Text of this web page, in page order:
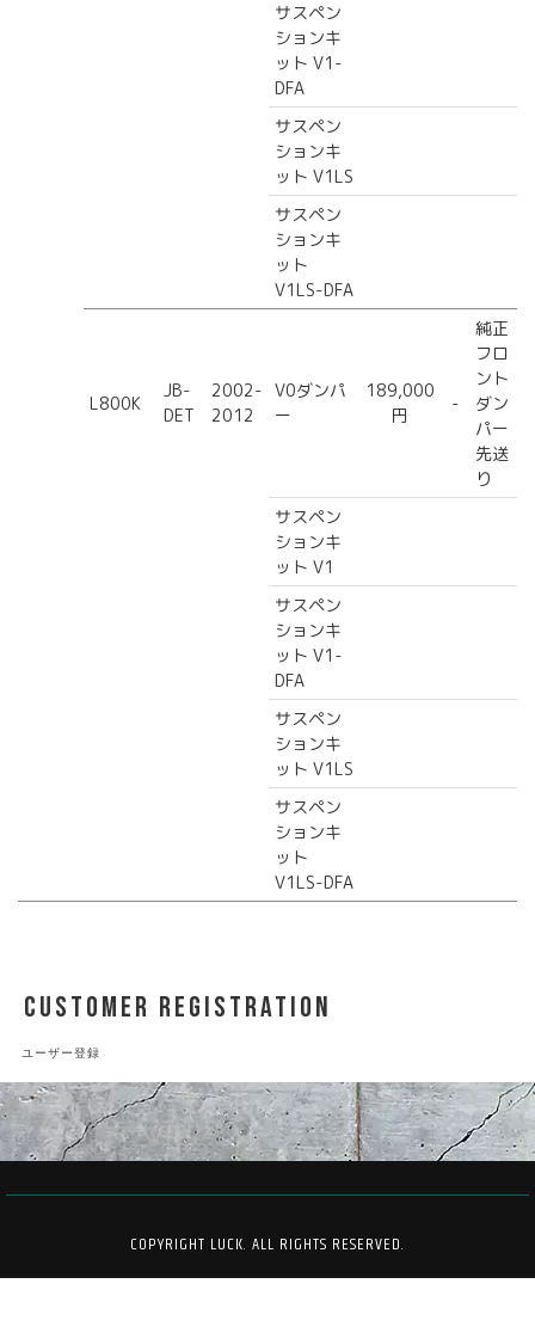
サスペン
ションキ
ット V1-
DFA
サスペン
ションキ
ット V1LS
サスペン
ションキ
ット
V1LS-DFA
L800K
JB-
DET
2002-
2012
V0ダンパ
ー
189,000
円
-
純正
フロ
ント
ダン
パー
先送
り
サスペン
ションキ
ット V1
サスペン
ションキ
ット V1-
DFA
サスペン
ションキ
ット V1LS
サスペン
ションキ
ット
V1LS-DFA
CUSTOMER REGISTRATION
ユーザー登録
COPYRIGHT LUCK. ALL RIGHTS RESERVED.